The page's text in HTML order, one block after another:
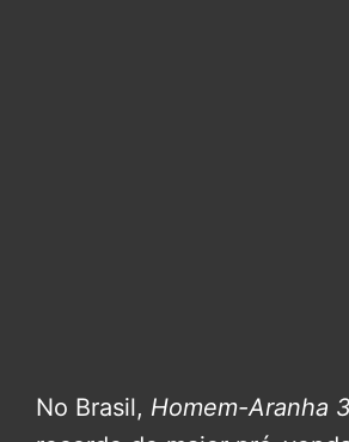
No Brasil, Homem-Aranha 3